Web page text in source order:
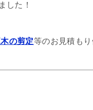
した！
の剪定等のお見積もり